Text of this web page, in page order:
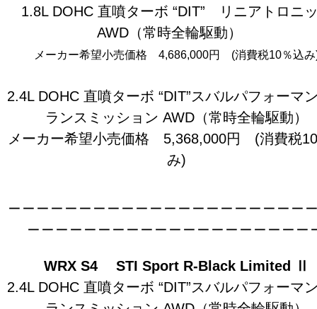
1.8L DOHC 直噴ターボ “DIT” リニアトロニ
AWD（常時全輪駆動）
メーカー希望小売価格 4,686,000円 (消費税10％込
2.4L DOHC 直噴ターボ “DIT”スバルパフォーマ
ランスミッション AWD（常時全輪駆動）
メーカー希望小売価格 5,368,000円 (消費税
み)
WRX S4 STI Sport R-Black Limited Ⅱ
2.4L DOHC 直噴ターボ “DIT”スバルパフォーマ